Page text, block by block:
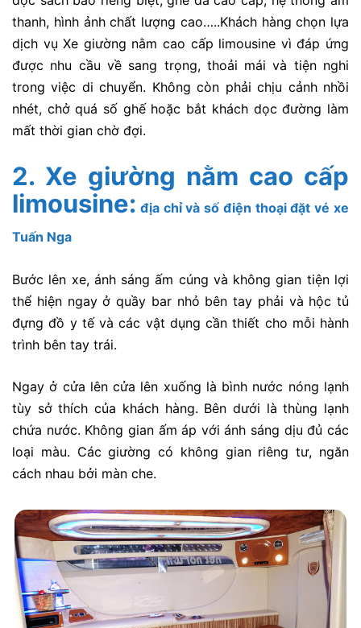
thanh, hình ảnh chất lượng cao…..Khách hàng chọn lựa
dịch vụ Xe giường nằm cao cấp limousine vì đáp ứng
được nhu cầu về sang trọng, thoải mái và tiện nghi
trong việc di chuyển. Không còn phải chịu cảnh nhồi
nhét, chở quá số ghế hoặc bắt khách dọc đường làm
mất thời gian chờ đợi.
2. Xe giường nằm cao cấp
limousine: địa chỉ và số điện thoại đặt vé xe
Tuấn Nga
Bước lên xe, ánh sáng ấm cúng và không gian tiện lợi
thể hiện ngay ở quầy bar nhỏ bên tay phải và hộc tủ
đựng đồ y tế và các vật dụng cần thiết cho mỗi hành
trình bên tay trái.
Ngay ở cửa lên cửa lên xuống là bình nước nóng lạnh
tùy sở thích của khách hàng. Bên dưới là thùng lạnh
chứa nước. Không gian ấm áp với ánh sáng dịu đủ các
loại màu. Các giường có không gian riêng tư, ngăn
cách nhau bởi màn che.